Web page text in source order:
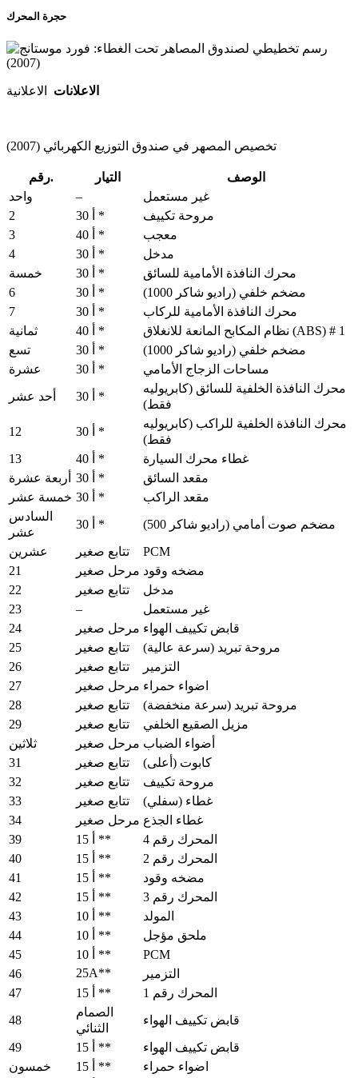
حجرة المحرك
الاعلانات الاعلانية
تخصيص المصهر في صندوق التوزيع الكهربائي (2007)
رقم. التيار
الوصف
واحد
–
غير مستعمل
2
30 أ *
مروحة تكييف
3
40 أ *
معجب
4
30 أ *
مدخل
خمسة
30 أ *
محرك النافذة الأمامية للسائق
6
30 أ *
مضخم خلفي (راديو شاكر 1000)
7
30 أ *
محرك النافذة الأمامية للركاب
ثمانية
40 أ *
نظام المكابح المانعة للانغلاق (ABS) # 1
تسع
30 أ *
مضخم خلفي (راديو شاكر 1000)
عشرة
30 أ *
مساحات الزجاج الأمامي
أحد عشر
30 أ *
محرك النافذة الخلفية للسائق (كابريوليه
فقط)
12
30 أ *
محرك النافذة الخلفية للراكب (كابريوليه
فقط)
13
40 أ *
غطاء محرك السيارة
أربعة عشرة
30 أ *
مقعد السائق
خمسة عشر
30 أ *
مقعد الراكب
السادس
عشر
30 أ *
مضخم صوت أمامي (راديو شاكر 500)
عشرين
تتابع صغير
PCM
21
مرحل صغير مضخه وقود
22
تتابع صغير
مدخل
23
–
غير مستعمل
24
مرحل صغير قابض تكييف الهواء
25
تتابع صغير
مروحة تبريد (سرعة عالية)
26
تتابع صغير
التزمير
27
مرحل صغير اضواء حمراء
28
تتابع صغير
مروحة تبريد (سرعة منخفضة)
29
تتابع صغير
مزيل الصقيع الخلفي
ثلاثين
مرحل صغير أضواء الضباب
31
تتابع صغير
كابوت (أعلى)
32
تتابع صغير
مروحة تكييف
33
تتابع صغير
غطاء (سفلي)
34
مرحل صغير غطاء الجذع
39
15 أ **
المحرك رقم 4
40
15 أ **
المحرك رقم 2
41
15 أ **
مضخه وقود
42
15 أ **
المحرك رقم 3
43
10 أ **
المولد
44
10 أ **
ملحق مؤجل
45
10 أ **
PCM
46
25A**
التزمير
47
15 أ **
المحرك رقم 1
48
الصمام
الثنائي
قابض تكييف الهواء
49
15 أ **
قابض تكييف الهواء
خمسون
15 أ ** اضواء حمراء